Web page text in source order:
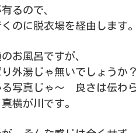
るので、
のに脱衣場を経由します。
お風呂ですが、
外湯じゃ無いでしょうか？
る写真じゃ～ 良さは伝わ
横が川です。